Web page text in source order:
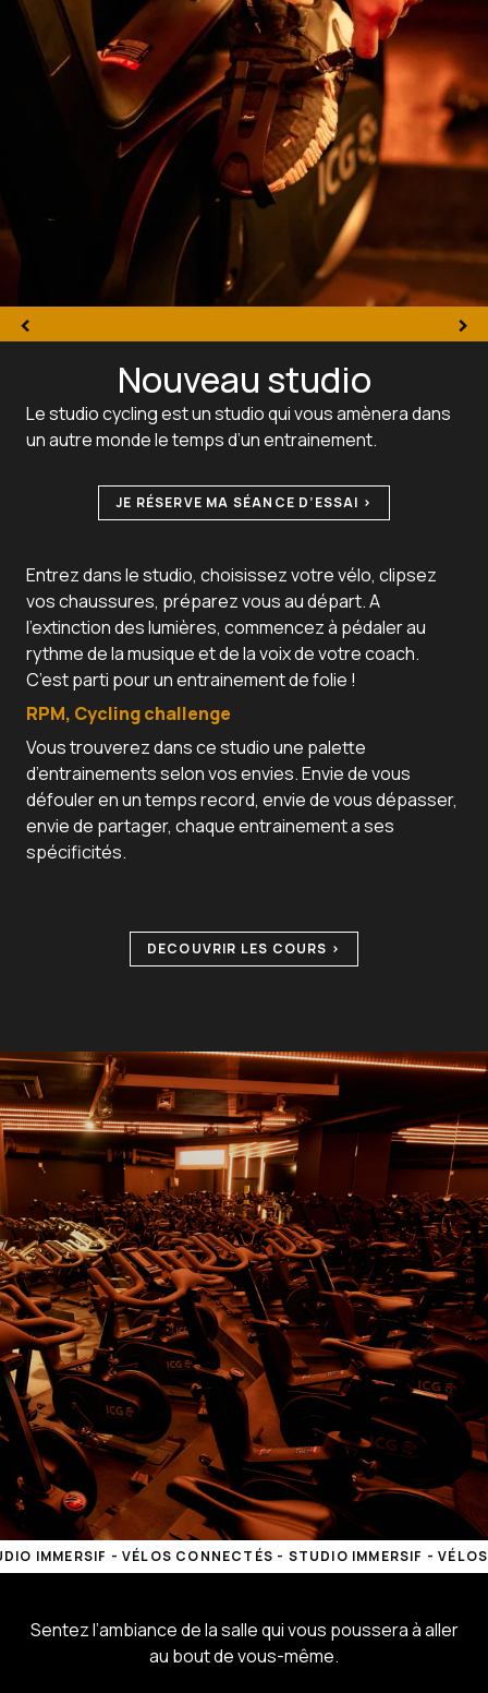
Nouveau studio
Le studio cycling est un studio qui vous amènera dans
un autre monde le temps d’un entrainement.
JE RÉSERVE MA SÉANCE D’ESSAI >
Entrez dans le studio, choisissez votre vélo, clipsez
vos chaussures, préparez vous au départ. A
l’extinction des lumières, commencez à pédaler au
rythme de la musique et de la voix de votre coach.
C’est parti pour un entrainement de folie !
RPM, Cycling challenge
Vous trouverez dans ce studio une palette
d’entrainements selon vos envies. Envie de vous
défouler en un temps record, envie de vous dépasser,
envie de partager, chaque entrainement a ses
spécificités.
DECOUVRIR LES COURS >
Lecteur
vidéo
- VÉLOS CONNECTÉS - STUDIO IMMERSIF - VÉLOS
- VÉLOS CONNECTÉS - STUDIO IMMERSIF - VÉLOS
- VÉLOS CONNECTÉS - STUDIO IMMERSIF - VÉLOS
Sentez l’ambiance de la salle qui vous poussera à aller
au bout de vous-même.